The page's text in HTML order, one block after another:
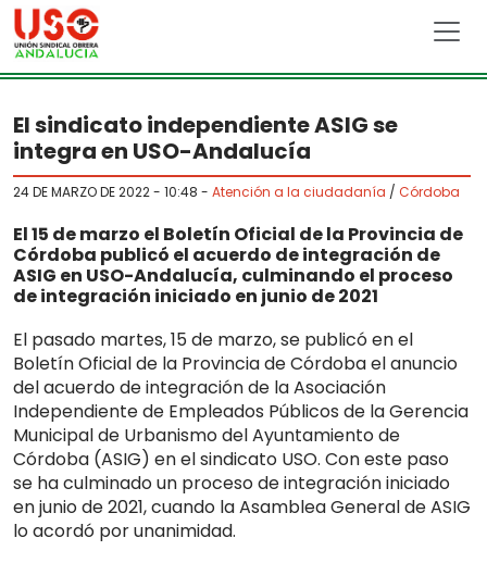
Skip to main content
El sindicato independiente ASIG se
integra en USO-Andalucía
24 DE MARZO DE 2022 - 10:48 - Atención a la ciudadanía / Córdoba
El 15 de marzo el Boletín Oficial de la Provincia de
Córdoba publicó el acuerdo de integración de
ASIG en USO-Andalucía, culminando el proceso
de integración iniciado en junio de 2021
El pasado martes, 15 de marzo, se publicó en el
Boletín Oficial de la Provincia de Córdoba el anuncio
del acuerdo de integración de la Asociación
Independiente de Empleados Públicos de la Gerencia
Municipal de Urbanismo del Ayuntamiento de
Córdoba (ASIG) en el sindicato USO. Con este paso
se ha culminado un proceso de integración iniciado
en junio de 2021, cuando la Asamblea General de ASIG
lo acordó por unanimidad.